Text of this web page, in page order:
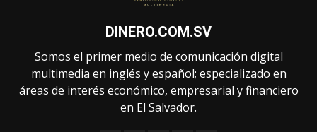
DINERO.COM.SV
Somos el primer medio de comunicación digital
multimedia en inglés y español; especializado en
áreas de interés económico, empresarial y financiero
en El Salvador.